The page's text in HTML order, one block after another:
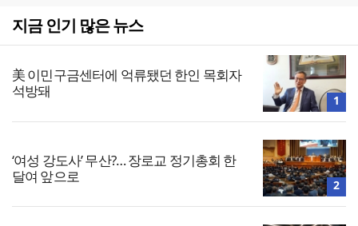
지금 인기 많은 뉴스
美 이민구금센터에 억류됐던 한인 목회자
석방돼
1
‘여성 강도사’ 무산?… 장로교 정기총회 한
달여 앞으로
2